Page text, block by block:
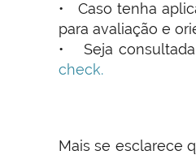
• Caso tenha
para avaliação e
• Seja consultada
check.
Mais se esclarece